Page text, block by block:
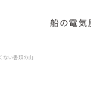
船の電気
ない書類の山